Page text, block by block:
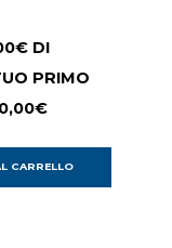
DI
PRIMO
CARRELLO